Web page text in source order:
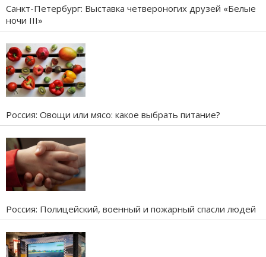
Санкт-Петербург: Выставка четвероногих друзей «Белые
ночи III»
Россия: Овощи или мясо: какое выбрать питание?
Россия: Полицейский, военный и пожарный спасли людей